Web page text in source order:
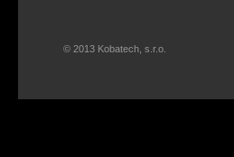
© 2013 Kobatech, s.r.o.